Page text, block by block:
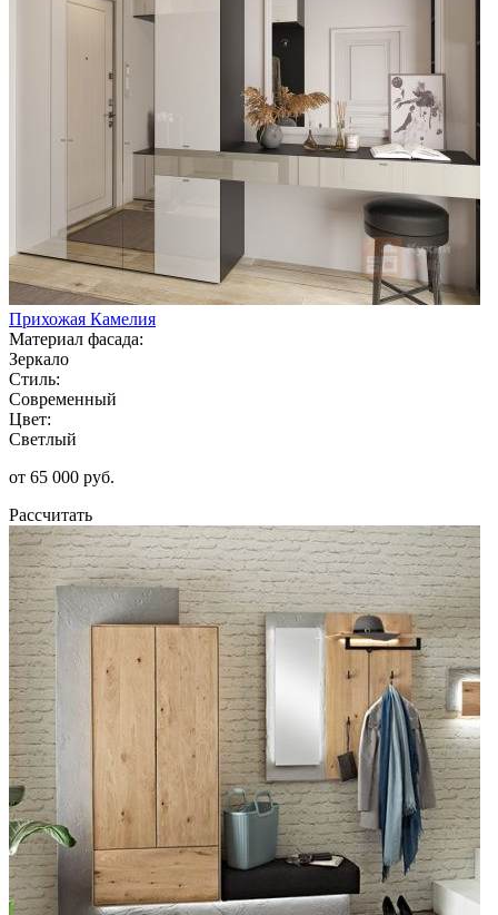
Прихожая Камелия
Материал фасада:
Зеркало
Стиль:
Современный
Цвет:
Светлый
от 65 000 руб.
Рассчитать